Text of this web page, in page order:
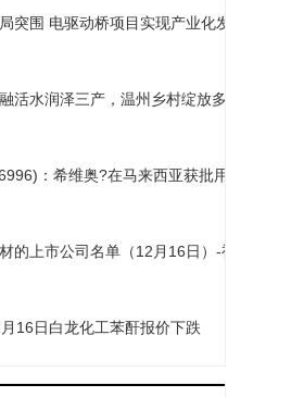
突围 电驱动桥项目实现产业化发展_热点聚
活水润泽三产，温州乡村绽放多元活力
：希维奥?在马来西亚获批用于治疗弥
的上市公司名单（12月16日）-视点
16日白龙化工苯酐报价下跌